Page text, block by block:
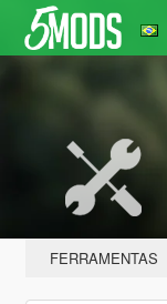
FERRAMENTAS